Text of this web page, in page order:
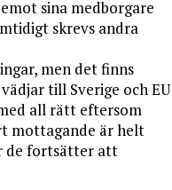
sina medborgare
skrevs andra
men det finns
till Sverige och EU
all rätt eftersom
mottagande är helt
de fortsätter att